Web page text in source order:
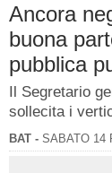
Ancora
buona
pubblica
Il Segretario
sollecita i
BAT - SABATO 14